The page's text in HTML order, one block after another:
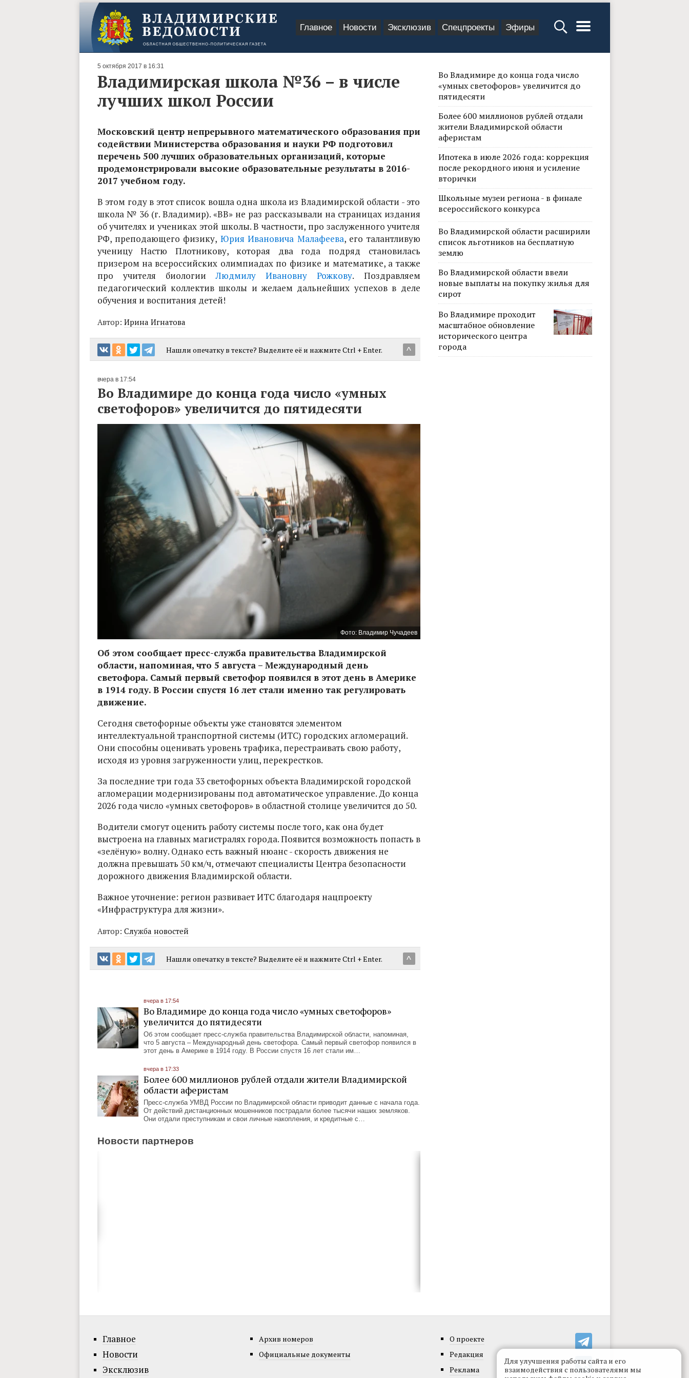
Главное Новости Эксклюзив Спецпроекты Эфиры
5 октября 2017 в 16:31
Владимирская школа №36 – в числе
лучших школ России
Московский центр непрерывного математического образования при
содействии Министерства образования и науки РФ подготовил
перечень 500 лучших образовательных организаций, которые
продемонстрировали высокие образовательные результаты в 2016-
2017 учебном году.
В этом году в этот список вошла одна школа из Владимирской области - это
школа № 36 (г. Владимир). «ВВ» не раз рассказывали на страницах издания
об учителях и учениках этой школы. В частности, про заслуженного учителя
РФ, преподающего физику, Юрия Ивановича Малафеева, его талантливую
ученицу Настю Плотникову, которая два года подряд становилась
призером на всероссийских олимпиадах по физике и математике, а также
про учителя биологииЛюдмилу Ивановну Рожкову.
Поздравляем
педагогический коллектив школы и желаем дальнейших успехов в деле
обучения и воспитания детей!
Автор: Ирина Игнатова
^
Нашли опечатку в тексте? Выделите её и нажмите Ctrl + Enter.
вчера в 17:54
Во Владимире до конца года число «умных
светофоров» увеличится до пятидесяти
Фото: Владимир Чучадеев
Об этом сообщает пресс-служба правительства Владимирской
области, напоминая, что 5 августа – Международный день
светофора. Самый первый светофор появился в этот день в Америке
в 1914 году. В России спустя 16 лет стали именно так регулировать
движение.
Сегодня светофорные объекты уже становятся элементом
интеллектуальной транспортной системы (ИТС) городских агломераций.
Они способны оценивать уровень трафика, перестраивать свою работу,
исходя из уровня загруженности улиц, перекрестков.
За последние три года 33 светофорных объекта Владимирской городской
агломерации модернизированы под автоматическое управление. До конца
2026 года число «умных светофоров» в областной столице увеличится до 50.
Водители смогут оценить работу системы после того, как она будет
выстроена на главных магистралях города. Появится возможность попасть в
«зелёную» волну. Однако есть важный нюанс - скорость движения не
должна превышать 50 км/ч, отмечают специалисты Центра безопасности
дорожного движения Владимирской области.
Важное уточнение: регион развивает ИТС благодаря нацпроекту
«Инфраструктура для жизни».
Автор: Служба новостей
^
Нашли опечатку в тексте? Выделите её и нажмите Ctrl + Enter.
вчера в 17:54
Во Владимире до конца года число «умных светофоров»
увеличится до пятидесяти
Об этом сообщает пресс-служба правительства Владимирской области, напоминая,
что 5 августа – Международный день светофора. Самый первый светофор появился в
этот день в Америке в 1914 году. В России спустя 16 лет стали им…
вчера в 17:33
Более 600 миллионов рублей отдали жители Владимирской
области аферистам
Пресс-служба УМВД России по Владимирской области приводит данные с начала года.
От действий дистанционных мошенников пострадали более тысячи наших земляков.
Они отдали преступникам и свои личные накопления, и кредитные с…
Новости партнеров
Во Владимире до конца года число
«умных светофоров» увеличится до
пятидесяти
Более 600 миллионов рублей отдали
жители Владимирской области
аферистам
Ипотека в июле 2026 года: коррекция
после рекордного июня и усиление
вторички
Школьные музеи региона - в финале
всероссийского конкурса
Во Владимирской области расширили
список льготников на бесплатную
землю
Во Владимирской области ввели
новые выплаты на покупку жилья для
сирот
Во Владимире проходит
масштабное обновление
исторического центра
города
Главное
Новости
Эксклюзив
Архив номеров
Официальные документы
О проекте
Редакция
Реклама
Для улучшения работы сайта и его
взаимодействия с пользователями мы